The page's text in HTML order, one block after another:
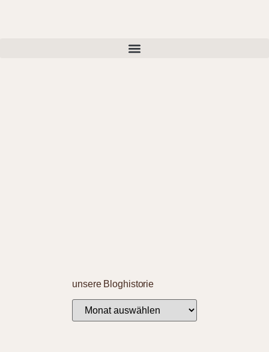
unsere Bloghistorie